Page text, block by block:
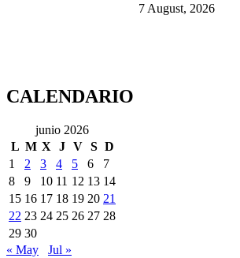
7 August, 2026
CALENDARIO
junio 2026
L M X J V S D
1
2 3 4 5 6
7
8
9 10 11 12 13 14
15 16 17 18 19 20 21
22 23 24 25 26 27 28
29 30
« May
Jul »